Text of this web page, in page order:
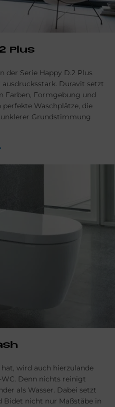
Plus
der Serie Happy D.2 Plus
Duravit setzt
Farben, Formgebung und
Waschplätze, die
Grundstimmung
wird auch hierzulande
Denn nichts reinigt
als Wasser. Dabei setzt
Bidet nicht nur Maßstäbe in